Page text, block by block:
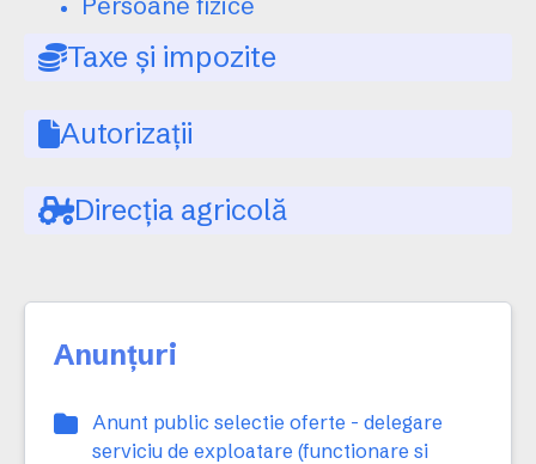
Taxe și impozite
Autorizații
Direcția agricolă
Anunțuri
Anunt public selectie oferte - delegare
serviciu de exploatare (functionare si